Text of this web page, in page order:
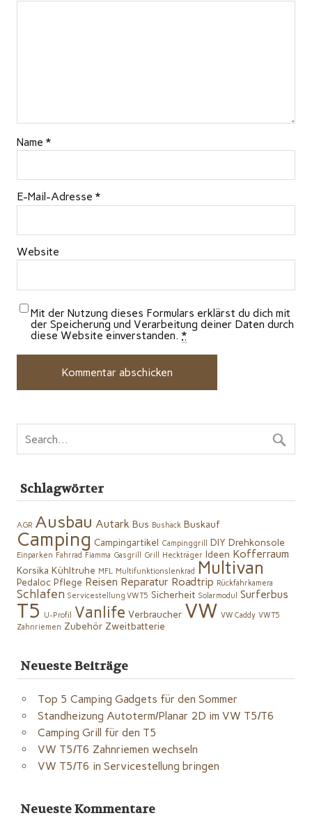
Name *
E-Mail-Adresse *
Website
Mit der Nutzung dieses Formulars erklärst du dich mit
der Speicherung und Verarbeitung deiner Daten durch
diese Website einverstanden. *
Schlagwörter
AGR Ausbau Autark Bus Bushack Buskauf
Camping Campingartikel Campinggrill DIY Drehkonsole
Einparken Fahrrad Fiamma Gasgrill Grill Heckträger Ideen Kofferraum
Korsika Kühltruhe MFL Multifunktionslenkrad Multivan
Pedaloc Pflege Reisen Reparatur Roadtrip Rückfahrkamera
Schlafen Servicestellung VW T5 Sicherheit Solarmodul Surferbus
T5 U-Profil Vanlife Verbraucher VW VW Caddy VW T5
Zahnriemen Zubehör Zweitbatterie
Neueste Beiträge
Top 5 Camping Gadgets für den Sommer
Standheizung Autoterm/Planar 2D im VW T5/T6
Camping Grill für den T5
VW T5/T6 Zahnriemen wechseln
VW T5/T6 in Servicestellung bringen
Neueste Kommentare